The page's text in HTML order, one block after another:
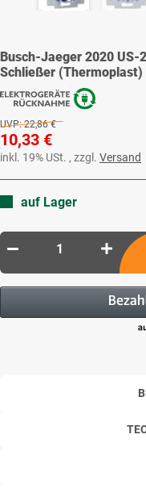
Busch-Jaeger 2020
Schließer (Thermoplast)
UVP: 22,86 €
10,33 €
inkl. 19% USt. , zzgl. Versand
auf Lager